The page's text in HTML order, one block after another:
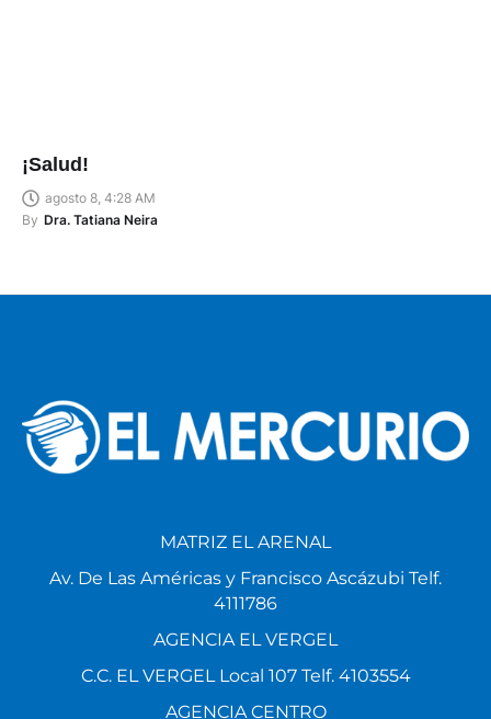
¡Salud!
agosto 8, 4:28 AM
By Dra. Tatiana Neira
MATRIZ EL ARENAL
Av. De Las Américas y Francisco Ascázubi Telf.
4111786
AGENCIA EL VERGEL
C.C. EL VERGEL Local 107 Telf. 4103554
AGENCIA CENTRO